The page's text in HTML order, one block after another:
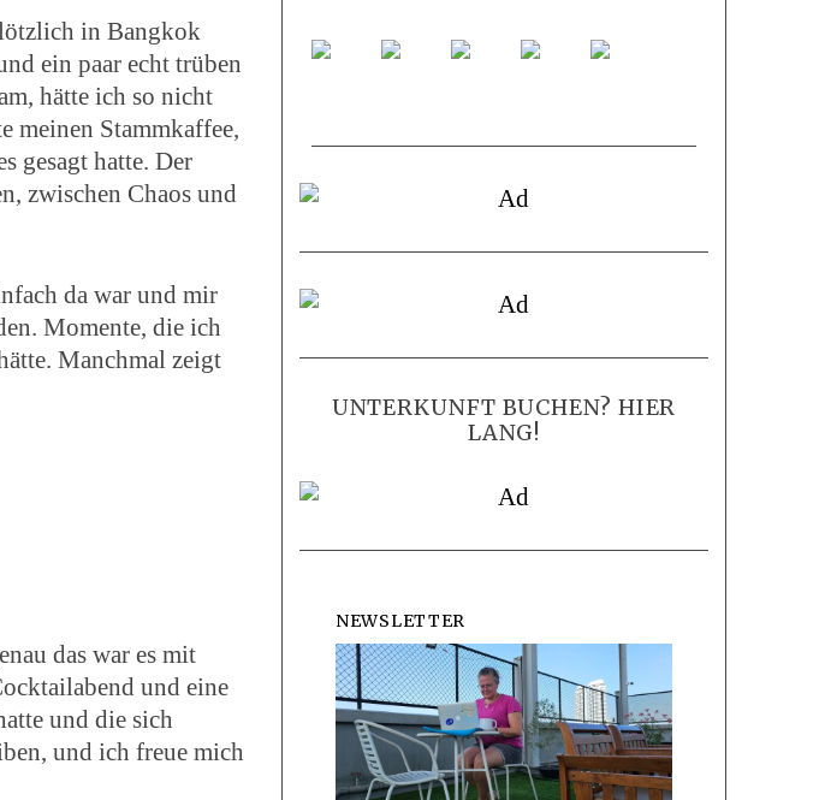
in Bangkok
ein paar echt trüben
hätte ich so nicht
meinen Stammkaffee,
gesagt hatte. Der
zwischen Chaos und
da war und mir
Momente, die ich
Manchmal zeigt
das war es mit
und eine
und die sich
und ich freue mich
UNTERKUNFT BUCHEN? HIER
LANG!
NEWSLETTER